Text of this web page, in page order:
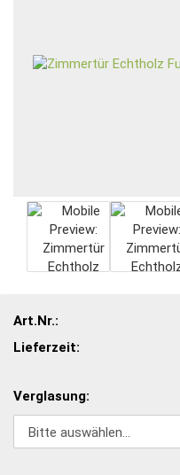
Art.Nr.:
Lieferzeit:
Verglasung: